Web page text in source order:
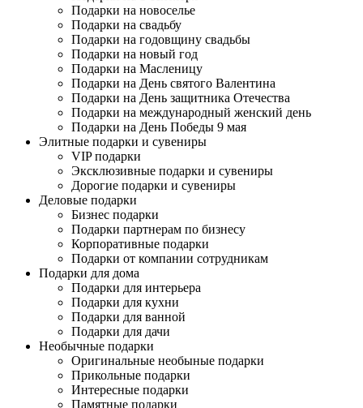
Подарки на новоселье
Подарки на свадьбу
Подарки на годовщину свадьбы
Подарки на новый год
Подарки на Масленицу
Подарки на День святого Валентина
Подарки на День защитника Отечества
Подарки на международный женский день
Подарки на День Победы 9 мая
Элитные подарки и сувениры
VIP подарки
Эксклюзивные подарки и сувениры
Дорогие подарки и сувениры
Деловые подарки
Бизнес подарки
Подарки партнерам по бизнесу
Корпоративные подарки
Подарки от компании сотрудникам
Подарки для дома
Подарки для интерьера
Подарки для кухни
Подарки для ванной
Подарки для дачи
Необычные подарки
Оригинальные необыные подарки
Прикольные подарки
Интересные подарки
Памятные подарки